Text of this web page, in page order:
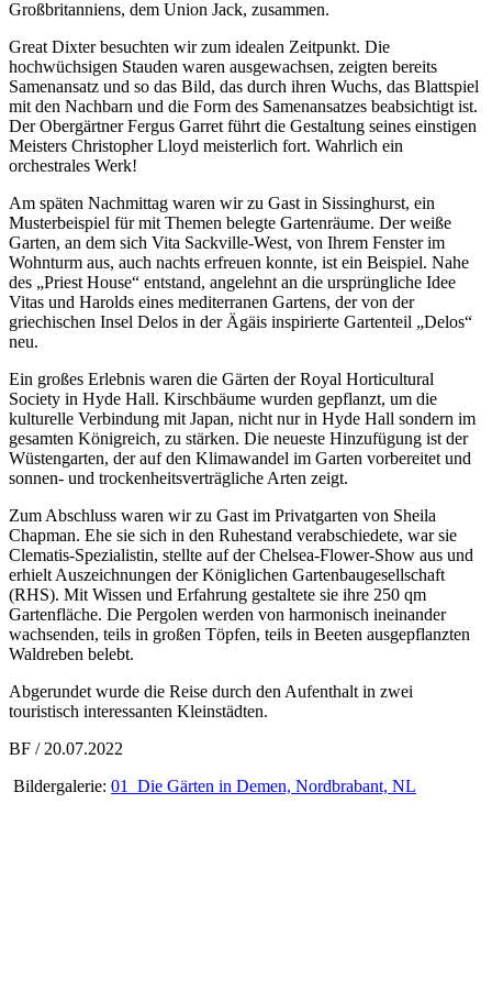
Großbritanniens, dem Union Jack, zusammen.
Great Dixter besuchten wir zum idealen Zeitpunkt. Die
hochwüchsigen Stauden waren ausgewachsen, zeigten bereits
Samenansatz und so das Bild, das durch ihren Wuchs, das Blattspiel
mit den Nachbarn und die Form des Samenansatzes beabsichtigt ist.
Der Obergärtner Fergus Garret führt die Gestaltung seines einstigen
Meisters Christopher Lloyd meisterlich fort. Wahrlich ein
orchestrales Werk!
Am späten Nachmittag waren wir zu Gast in Sissinghurst, ein
Musterbeispiel für mit Themen belegte Gartenräume. Der weiße
Garten, an dem sich Vita Sackville-West, von Ihrem Fenster im
Wohnturm aus, auch nachts erfreuen konnte, ist ein Beispiel. Nahe
des „Priest House“ entstand, angelehnt an die ursprüngliche Idee
Vitas und Harolds eines mediterranen Gartens, der von der
griechischen Insel Delos in der Ägäis inspirierte Gartenteil „Delos“
neu.
Ein großes Erlebnis waren die Gärten der Royal Horticultural
Society in Hyde Hall. Kirschbäume wurden gepflanzt, um die
kulturelle Verbindung mit Japan, nicht nur in Hyde Hall sondern im
gesamten Königreich, zu stärken. Die neueste Hinzufügung ist der
Wüstengarten, der auf den Klimawandel im Garten vorbereitet und
sonnen- und trockenheitsverträgliche Arten zeigt.
Zum Abschluss waren wir zu Gast im Privatgarten von Sheila
Chapman. Ehe sie sich in den Ruhestand verabschiedete, war sie
Clematis-Spezialistin, stellte auf der Chelsea-Flower-Show aus und
erhielt Auszeichnungen der Königlichen Gartenbaugesellschaft
(RHS). Mit Wissen und Erfahrung gestaltete sie ihre 250 qm
Gartenfläche. Die Pergolen werden von harmonisch ineinander
wachsenden, teils in großen Töpfen, teils in Beeten ausgepflanzten
Waldreben belebt.
Abgerundet wurde die Reise durch den Aufenthalt in zwei
touristisch interessanten Kleinstädten.
BF / 20.07.2022
Bildergalerie: 01_Die Gärten in Demen, Nordbrabant, NL